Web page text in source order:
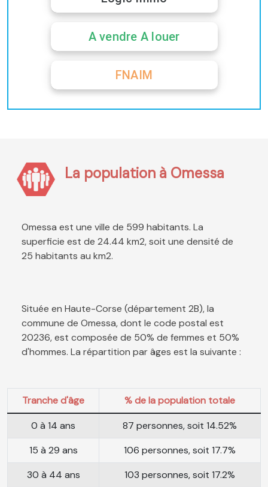
A vendre A louer
FNAIM
La population à Omessa
Omessa est une ville de 599 habitants. La
superficie est de 24.44 km2, soit une densité de
25 habitants au km2.
Située en Haute-Corse (département 2B), la
commune de Omessa, dont le code postal est
20236, est composée de 50% de femmes et 50%
d'hommes. La répartition par âges est la suivante :
Tranche d'âge
% de la population totale
0 à 14 ans
87 personnes, soit 14.52%
15 à 29 ans
106 personnes, soit 17.7%
30 à 44 ans
103 personnes, soit 17.2%